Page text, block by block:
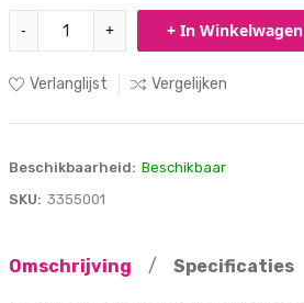
- + + In Winkelwagen
Verlanglijst Vergelijken
Beschikbaarheid: Beschikbaar
SKU: 3355001
Omschrijving / Specificaties